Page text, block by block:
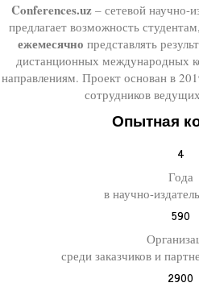
Conferences.uz– сетевой научно-
предлагает возможность
ежемесячно представлять
дистанционных международных
направлениям. Проект основан в
сотрудников
Опытная
4
Года
в научно-
590
среди заказчиков и
2900